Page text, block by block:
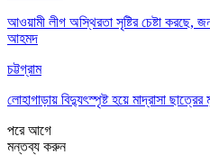
আওয়ামী লীগ অস্থিরতা সৃষ্টির চেষ্টা করছে,
আহমদ
চট্টগ্রাম
লোহাগাড়ায় বিদ্যুৎস্পৃষ্ট হয়ে মাদ্রাসা
পরেআগে
মন্তব্য করুন